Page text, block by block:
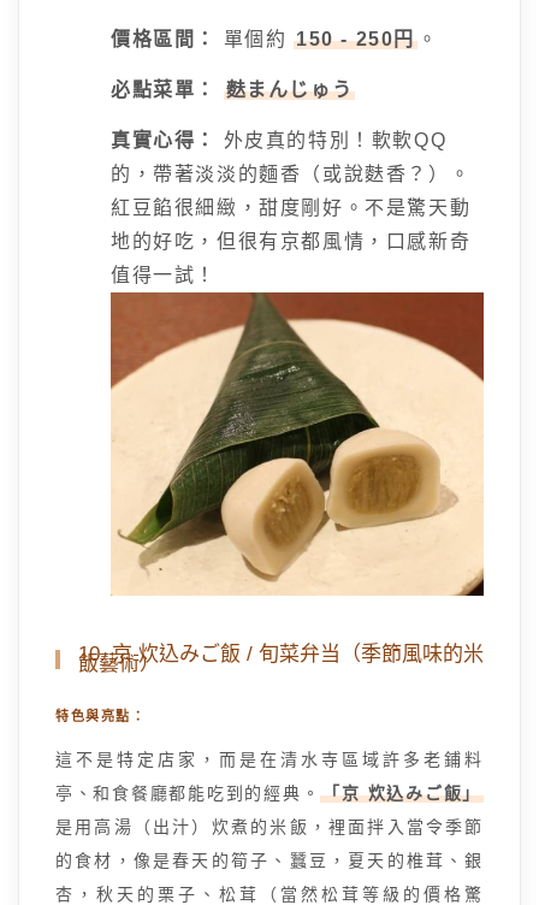
價格區間： 單個約 150 - 250円 。
必點菜單： 麩まんじゅう
真實心得：
外皮真的特別！軟軟QQ
的，帶著淡淡的麵香（或說麩香？）。
紅豆餡很細緻，甜度剛好。不是驚天動
地的好吃，但很有京都風情，口感新奇
值得一試！
10. 京 炊込みご飯 / 旬菜弁当（季節風味的米
飯藝術）
特色與亮點：
這不是特定店家，而是在清水寺區域許多老鋪料
亭、和食餐廳都能吃到的經典。「京 炊込みご飯」
是用高湯（出汁）炊煮的米飯，裡面拌入當令季節
的食材，像是春天的筍子、蠶豆，夏天的椎茸、銀
杏，秋天的栗子、松茸（當然松茸等級的價格驚